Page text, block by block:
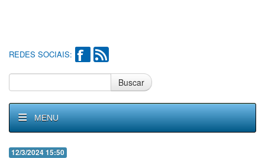
REDES SOCIAIS:
Buscar
MENU
12/3/2024 15:50